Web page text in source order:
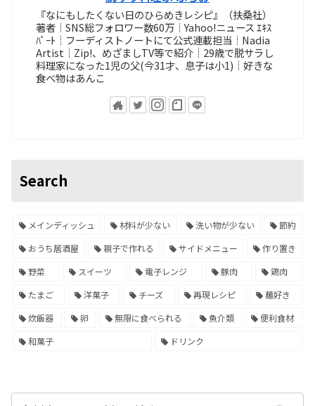
『なにもしたくない日のひらめきレシピ』（扶桑社）
著者┊SNS総フォロワー数60万┊Yahoo!ニュース ｴｷｽ
ﾊﾟｰﾄ┊フーディストノートにて公式連載担当┊Nadia
Artist┊Zip!、めざましTV等で紹介┊29歳で脱サラし
料理家になった1児の父(今31才、息子は小1)┊好きな
食べ物はあんこ
Search
メインディッシュ 材料が少ない 洗い物が少ない
節約
おうち居酒屋
親子で作れる サイドメニュー
作り置き
野菜
スイーツ 電子レンジ 豚肉
鶏肉
たまご
洋菓子 チーズ 再現レシピ
麺好き
炊飯器
卵 無限に食べられる 魚介類
便利食材
和菓子
ドリンク